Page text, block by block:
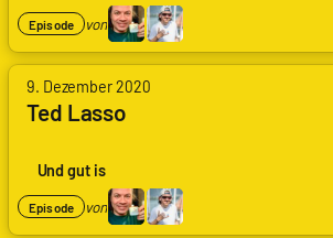
Episode von
9. Dezember 2020
Ted Lasso
Und gut is
Episode von